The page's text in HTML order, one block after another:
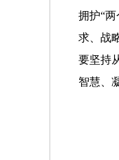
拥护“
求、战
要坚持
智慧、